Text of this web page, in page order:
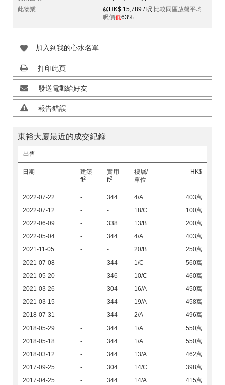
此物業
@HK$ 15,789 / 呎 比較同區放盤平均
呎價低63%
加入到我的心水名單
打印此頁
發送電郵給好友
報告錯誤
東裕大廈最近的成交紀錄
出售
日期
建築
ft2
實用
ft2
樓層/
單位
HK$
2022-07-22 - 344 4/A
403萬
2022-07-12
- - 18/C
100萬
2022-06-09
- 338 13/B
200萬
2022-05-04
- 344 4/A
403萬
2021-11-05
- - 20/B
250萬
2021-07-08
- 344 1/C
560萬
2021-05-20
- 346 10/C
460萬
2021-03-26
- 304 16/A
450萬
2021-03-15
- 344 19/A
458萬
2018-07-31
- 344 2/A
496萬
2018-05-29
- 344 1/A
550萬
2018-05-18
- 344 1/A
550萬
2018-03-12
- 344 13/A
462萬
2017-09-25
- 304 14/C
398萬
2017-04-25
- 344 14/A
415萬